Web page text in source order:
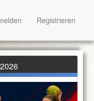
Registrieren